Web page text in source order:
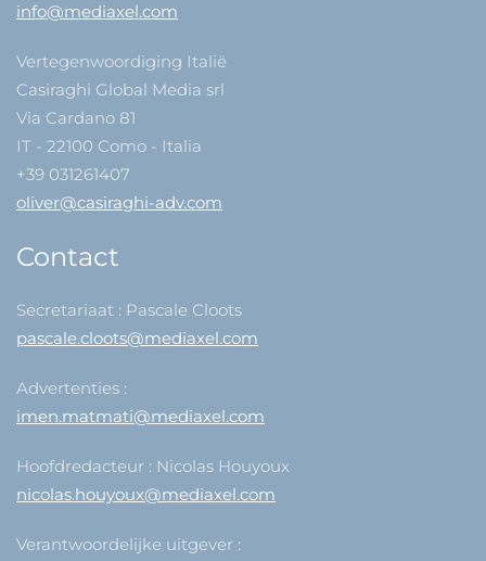
info@mediaxel.com
Vertegenwoordiging Italië
Casiraghi Global Media srl
Via Cardano 81
IT - 22100 Como - Italia
+39 031261407
oliver@casiraghi-adv.com
Contact
Secretariaat : Pascale Cloots
pascale.cloots@mediaxel.com
Advertenties :
imen.matmati@mediaxel.com
Hoofdredacteur : Nicolas Houyoux
nicolas.houyoux@mediaxel.com
Verantwoordelijke uitgever :